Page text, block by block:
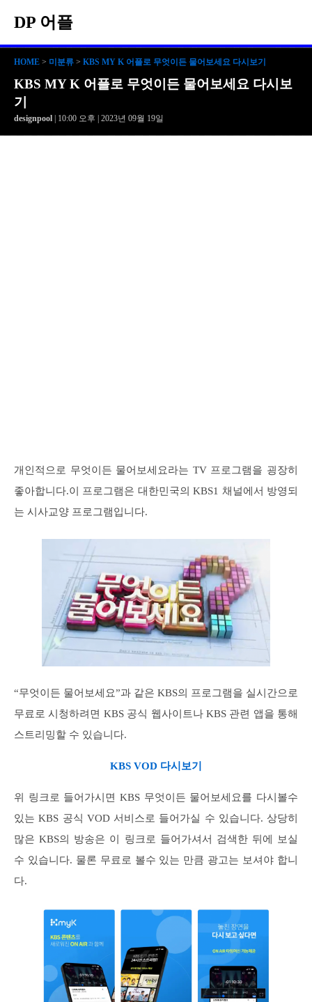
DP 어플
HOME > 미분류 > KBS MY K 어플로 무엇이든 물어보세요 다시보기
KBS MY K 어플로 무엇이든 물어보세요 다시보
기
designpool | 10:00 오후 | 2023년 09월 19일
개인적으로 무엇이든 물어보세요라는 TV 프로그램을 굉장히
좋아합니다.이 프로그램은 대한민국의 KBS1 채널에서 방영되
는 시사교양 프로그램입니다.
“무엇이든 물어보세요”과 같은 KBS의 프로그램을 실시간으로
무료로 시청하려면 KBS 공식 웹사이트나 KBS 관련 앱을 통해
스트리밍할 수 있습니다.
KBS VOD 다시보기
위 링크로 들어가시면 KBS 무엇이든 물어보세요를 다시볼수
있는 KBS 공식 VOD 서비스로 들어가실 수 있습니다. 상당히
많은 KBS의 방송은 이 링크로 들어가셔서 검색한 뒤에 보실
수 있습니다. 물론 무료로 볼수 있는 만큼 광고는 보셔야 합니
다.